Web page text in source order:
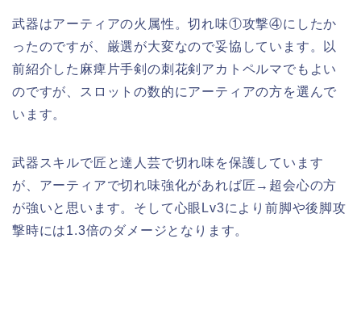
武器はアーティアの火属性。切れ味①攻撃④にしたか
ったのですが、厳選が大変なので妥協しています。以
前紹介した麻痺片手剣の刺花剣アカトペルマでもよい
のですが、スロットの数的にアーティアの方を選んで
います。
武器スキルで匠と達人芸で切れ味を保護しています
が、アーティアで切れ味強化があれば匠→超会心の方
が強いと思います。そして心眼Lv3により前脚や後脚攻
撃時には1.3倍のダメージとなります。